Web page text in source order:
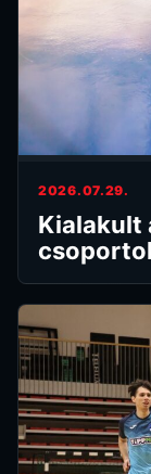
2026.07.29.
Kialakult